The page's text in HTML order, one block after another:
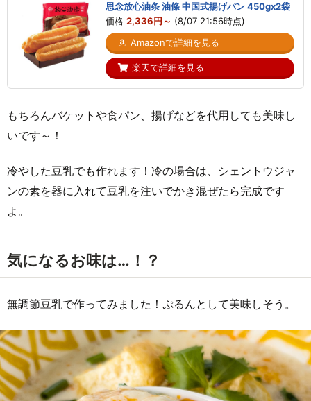
思念放心油条 油條 中国式揚げパン 450gx2袋
価格 2,336円～ (8/07 21:56時点)
Amazonで詳細を見る
楽天で詳細を見る
もちろんバケットや食パン、揚げなどを代用しても美味し
いです～！
冷やした豆乳でも作れます！冷の場合は、シェントウジャ
ンの素を器に入れて豆乳を注いでかき混ぜたら完成です
よ。
気になるお味は…！？
無調節豆乳で作ってみました！ぷるんとして美味しそう。